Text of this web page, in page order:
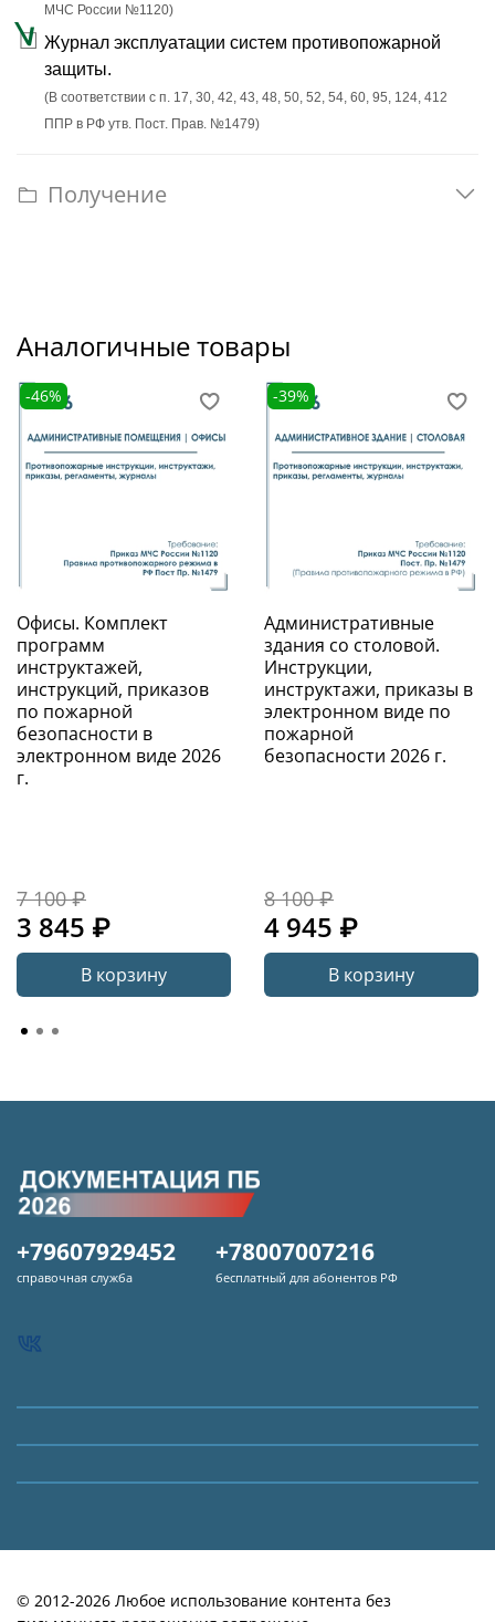
МЧС России №1120)
Журнал эксплуатации систем противопожарной
защиты.
(В соответствии с п. 17, 30, 42, 43, 48, 50, 52, 54, 60, 95, 124, 412
ППР в РФ утв. Пост. Прав. №1479)
Получение
Аналогичные товары
-46%
Офисы. Комплект
программ
инструктажей,
инструкций, приказов
по пожарной
безопасности в
электронном виде 2026
г.
7 100 ₽
3 845 ₽
В корзину
-39%
Административные
здания со столовой.
Инструкции,
инструктажи, приказы в
электронном виде по
пожарной
безопасности 2026 г.
8 100 ₽
4 945 ₽
В корзину
+79607929452
справочная служба
+78007007216
бесплатный для абонентов РФ
© 2012-2026 Любое использование контента без